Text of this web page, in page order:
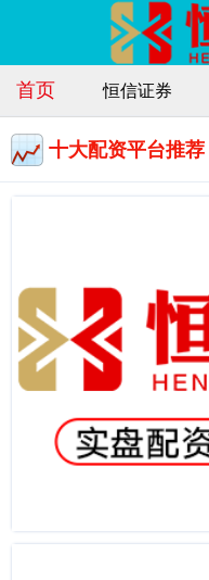
首页 恒信证券
十大配资平台推荐